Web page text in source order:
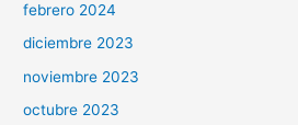
febrero 2024
diciembre 2023
noviembre 2023
octubre 2023